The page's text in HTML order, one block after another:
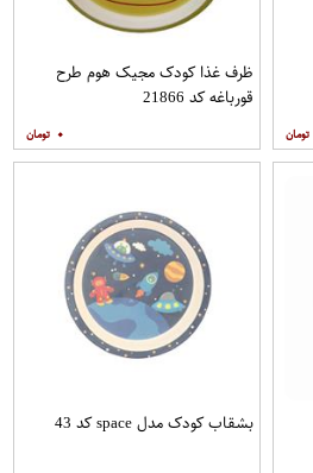
ظرف غذا کودک مجیک هوم طرح
قورباغه کد 21866
۰
بشقاب کودک مدل space کد 43